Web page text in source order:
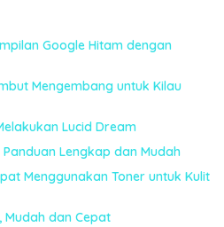
Google Hitam dengan
Mengembang untuk Kilau
Lucid Dream
Lengkap dan Mudah
Menggunakan Toner untuk Kulit
Mudah dan Cepat